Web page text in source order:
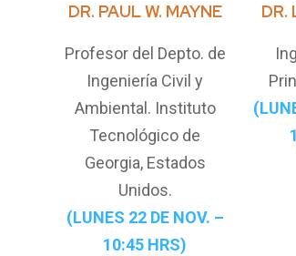
DR. PAUL W. MAYNE
Profesor del Depto. de
Ingeniería Civil y
Ambiental. Instituto
Tecnológico de
Georgia, Estados
Unidos.
(LUNES 22 DE NOV. –
10:45 HRS)
DR.